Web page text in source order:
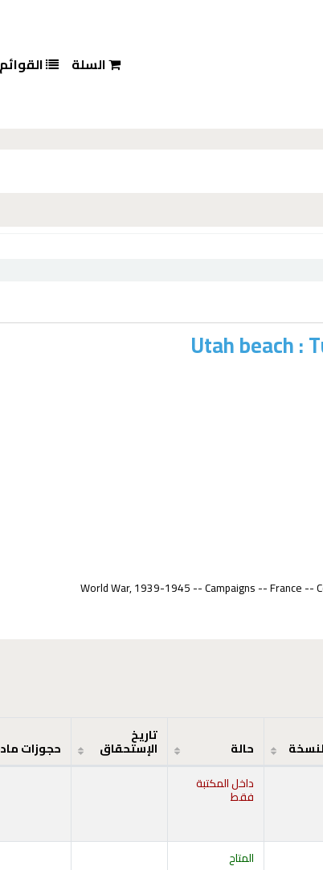
السلة القوائم
Utah beach :
World War, 1939-1945 -- Campaigns -- France --
حالة
تاريخ
الإستحقاق حجوزات
داخل المكتبة
فقط
المتاح